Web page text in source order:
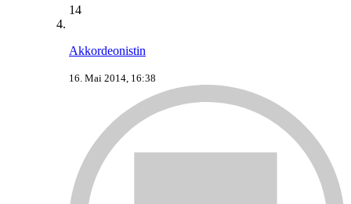
14
Akkordeonistin
16. Mai 2014, 16:38